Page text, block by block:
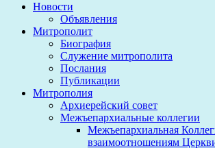
Новости
Объявления
Митрополит
Биография
Служение митрополита
Послания
Публикации
Митрополия
Архиерейский совет
Межъепархиальные коллегии
Межъепархиальная
взаимоотношениям